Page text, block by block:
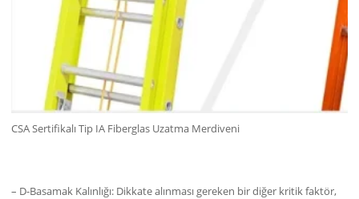
CSA Sertifikalı Tip IA Fiberglas Uzatma Merdiveni
– D-Basamak Kalınlığı: Dikkate alınması gereken bir diğer kritik faktör,